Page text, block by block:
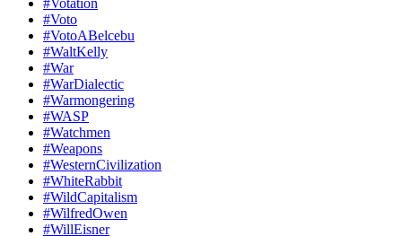
#Votation
#Voto
#VotoABelcebu
#WaltKelly
#War
#WarDialectic
#Warmongering
#WASP
#Watchmen
#Weapons
#WesternCivilization
#WhiteRabbit
#WildCapitalism
#WilfredOwen
#WillEisner